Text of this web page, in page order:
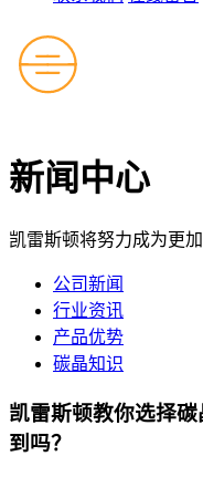
新闻中心
凯雷斯顿将努力成为更
公司新闻
行业资讯
产品优势
碳晶知识
凯雷斯顿教你选择
到吗？